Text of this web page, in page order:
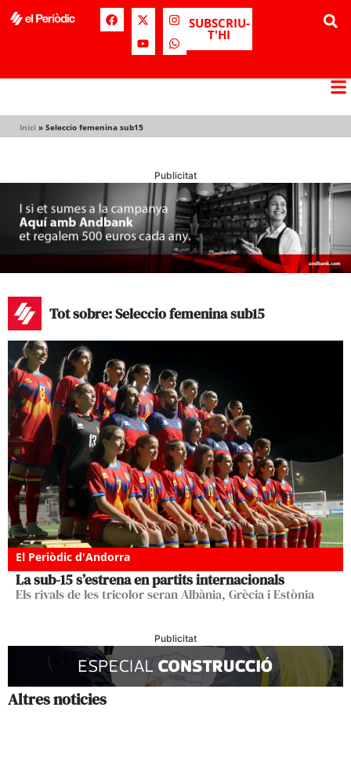
SUBSCRIU-
T'HI
Inici » Seleccio femenina sub15
Publicitat
Tot sobre: Seleccio femenina sub15
El Periòdic d'Andorra
La sub-15 s’estrena en partits internacionals
Els rivals de les tricolor seran Albània, Grècia i Estònia
Publicitat
Altres noticies